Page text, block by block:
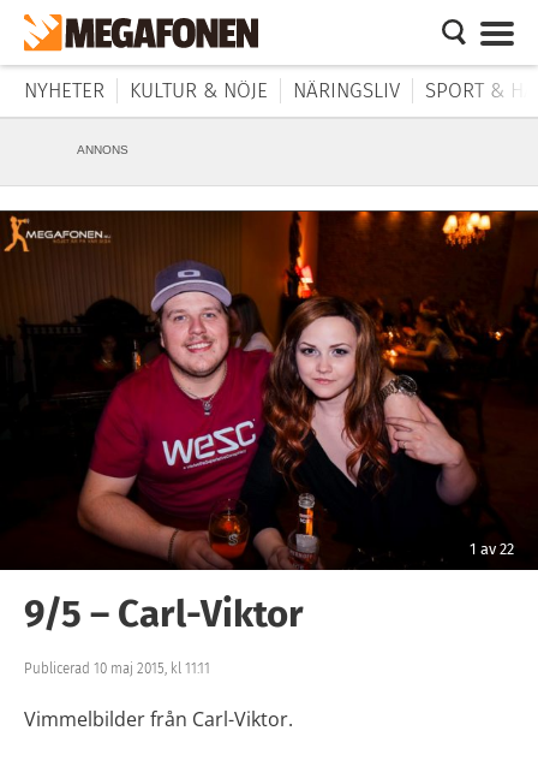
NYHETER KULTUR & NÖJE NÄRINGSLIV SPORT &
ANNONS
1 av 22
9/5 – Carl-Viktor
Publicerad 10 maj 2015, kl 11:11
Vimmelbilder från Carl-Viktor.